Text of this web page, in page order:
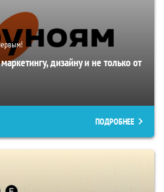
дизайну и не только от
ПОДРОБНЕЕ